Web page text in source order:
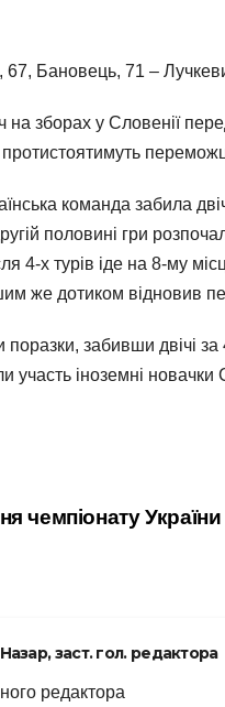
Бановець, 71 –
на зборах у Словенії
протистоятимуть
команда забила
половині гри
4-х турів іде на 8-му
же дотиком відновив
поразки, забивши двічі
участь іноземні
чемпіонату України
заст. гол. редактора
редактора